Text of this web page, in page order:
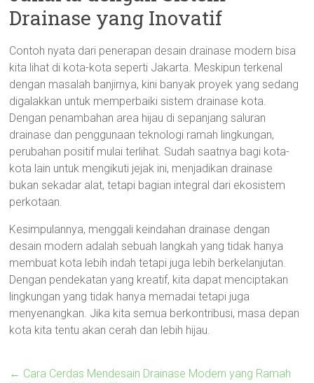
Drainase yang Inovatif
Contoh nyata dari penerapan desain drainase modern bisa
kita lihat di kota-kota seperti Jakarta. Meskipun terkenal
dengan masalah banjirnya, kini banyak proyek yang sedang
digalakkan untuk memperbaiki sistem drainase kota.
Dengan penambahan area hijau di sepanjang saluran
drainase dan penggunaan teknologi ramah lingkungan,
perubahan positif mulai terlihat. Sudah saatnya bagi kota-
kota lain untuk mengikuti jejak ini, menjadikan drainase
bukan sekadar alat, tetapi bagian integral dari ekosistem
perkotaan.
Kesimpulannya, menggali keindahan drainase dengan
desain modern adalah sebuah langkah yang tidak hanya
membuat kota lebih indah tetapi juga lebih berkelanjutan.
Dengan pendekatan yang kreatif, kita dapat menciptakan
lingkungan yang tidak hanya memadai tetapi juga
menyenangkan. Jika kita semua berkontribusi, masa depan
kota kita tentu akan cerah dan lebih hijau.
← Cara Cerdas Mendesain Drainase Modern yang Ramah